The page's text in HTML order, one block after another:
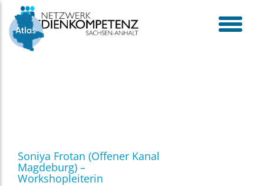
toggle
menu
Skip
content
Soniya Frotan (Offener Kanal
Magdeburg) –
Workshopleiterin